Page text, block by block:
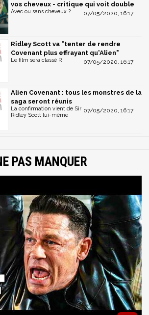
vos cheveux - critique qui voit double
07/05/2020, 16:17
Avec ou sans cheveux ?
Ridley Scott va "tenter de rendre
Covenant plus effrayant qu'Alien"
07/05/2020, 16:17
Le film sera classé R
Alien Covenant : tous les monstres de la
saga seront réunis
07/05/2020, 16:17
La confirmation vient de Sir
Ridley Scott lui-même
PAS MANQUER